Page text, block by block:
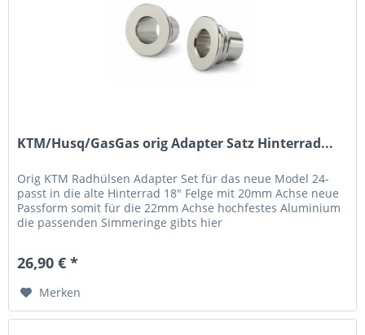
KTM/Husq/GasGas orig Adapter Satz Hinterrad...
Orig KTM Radhülsen Adapter Set für das neue Model 24-
passt in die alte Hinterrad 18" Felge mit 20mm Achse neue
Passform somit für die 22mm Achse hochfestes Aluminium
die passenden Simmeringe gibts hier
26,90 € *
Merken